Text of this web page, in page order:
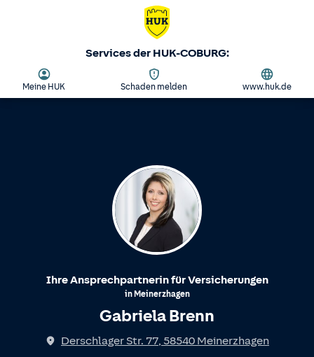
Services der HUK-COBURG:
Meine HUK Schaden melden www.huk.de
Ihre Ansprechpartnerin für Versicherungen
in Meinerzhagen
Gabriela Brenn
Derschlager Str. 77, 58540 Meinerzhagen